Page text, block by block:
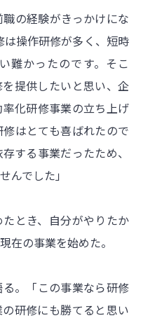
の経験がきっかけにな
は操作研修が多く、短時
難かったのです。そこ
提供したいと思い、企
化研修事業の立ち上げ
はとても喜ばれたので
する事業だったため、
んでした」
とき、自分がやりたか
在の事業を始めた。
。「この事業なら研修
研修にも勝てると思い